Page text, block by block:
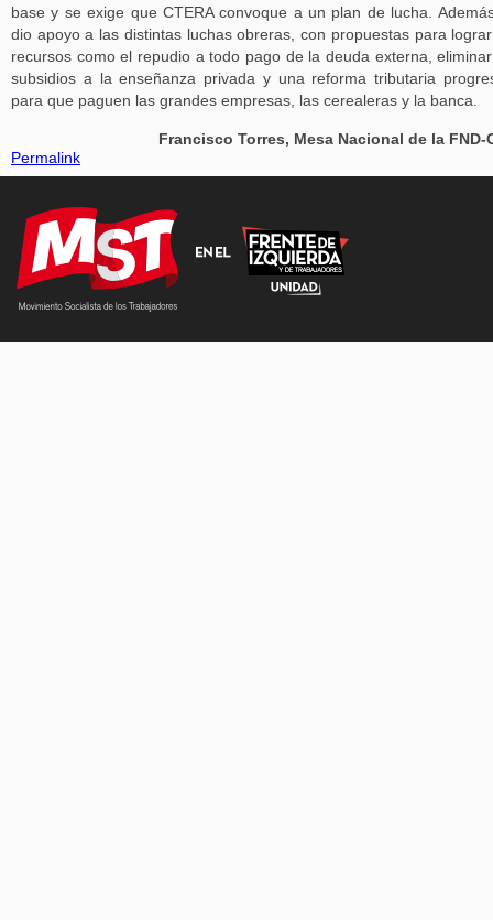
base y se exige que CTERA convoque a un plan de lucha.
dio apoyo a las distintas luchas obreras, con propuestas para
recursos como el repudio a todo pago de la deuda externa,
subsidios a la enseñanza privada y una reforma tributaria
para que paguen las grandes empresas, las cerealeras y la banca.
Francisco Torres, Mesa Nacional de la FND-
Permalink